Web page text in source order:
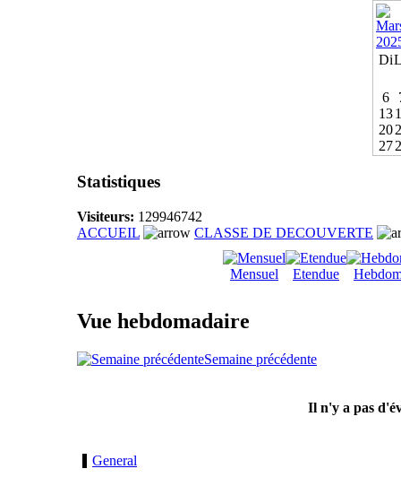
Di
6
13
20
27
Statistiques
Visiteurs: 129946742
ACCUEIL
CLASSE DE DECOUVERTE
Mensuel Etendue
Vue hebdomadaire
Semaine précédente
Il n'y a pas
General